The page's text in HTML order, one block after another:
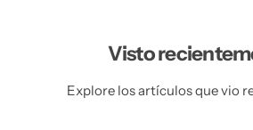
Visto
Explore los artículos que vio